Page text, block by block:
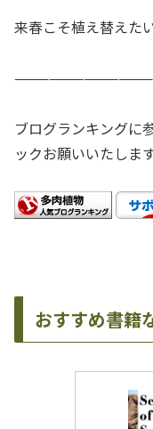
来春こそ植え替えた
ブログランキングに
ックお願いいたしま
おすすめ書籍